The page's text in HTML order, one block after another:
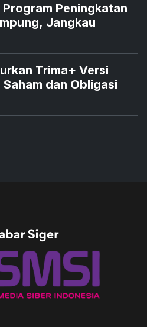
Program Peningkatan
Jangkau
Trima+ Versi
dan Obligasi